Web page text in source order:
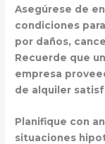
Asegúrese de
condiciones
por daños,
Recuerde que
empresa
de alquiler
Planifique con
situaciones